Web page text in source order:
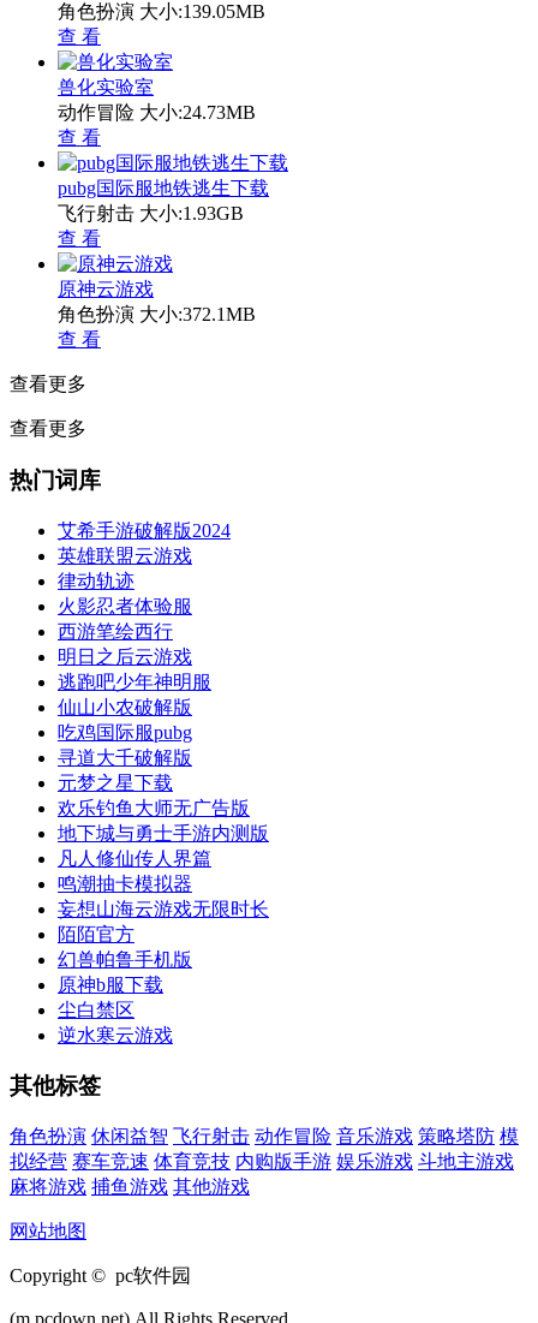
角色扮演 大小:139.05MB
查 看
兽化实验室
动作冒险 大小:24.73MB
查 看
pubg国际服地铁逃生下载
飞行射击 大小:1.93GB
查 看
原神云游戏
角色扮演 大小:372.1MB
查 看
查看更多
查看更多
热门词库
艾希手游破解版2024
英雄联盟云游戏
律动轨迹
火影忍者体验服
西游笔绘西行
明日之后云游戏
逃跑吧少年神明服
仙山小农破解版
吃鸡国际服pubg
寻道大千破解版
元梦之星下载
欢乐钓鱼大师无广告版
地下城与勇士手游内测版
凡人修仙传人界篇
鸣潮抽卡模拟器
妄想山海云游戏无限时长
陌陌官方
幻兽帕鲁手机版
原神b服下载
尘白禁区
逆水寒云游戏
其他标签
角色扮演 休闲益智 飞行射击 动作冒险 音乐游戏 策略塔防 模
拟经营 赛车竞速 体育竞技 内购版手游 娱乐游戏 斗地主游戏
麻将游戏 捕鱼游戏 其他游戏
网站地图
Copyright © pc软件园
(m.pcdown.net).All Rights Reserved